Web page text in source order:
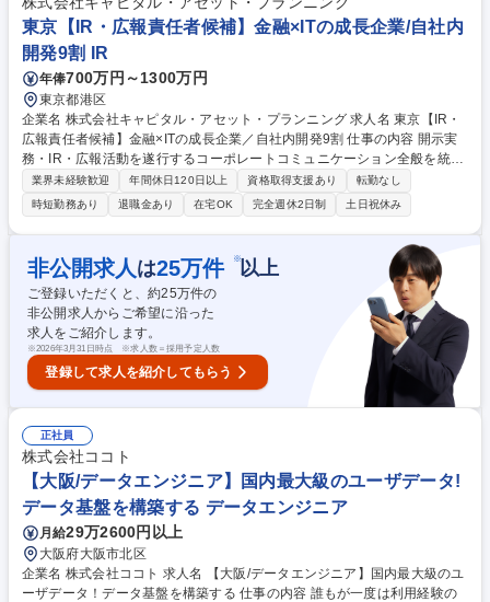
■業務効率化のためのERP導入 ・グローバルHCM、タレントマネジメント
等のプロジェクト等に従事することになります。 募集職種 ※人事orSIer
経験者歓迎【大阪/組織人事コンサルタント】人事戦略策定～IT導入
東京【IR・広報責任者候補】金融×ITの成長企業/自社内
開発9割 IR
年俸700万円～1300万円
東京都港区
企業名 株式会社キャピタル・アセット・プランニング 求人名 東京【IR・
広報責任者候補】金融×ITの成長企業／自社内開発9割 仕事の内容 開示実
務・IR・広報活動を遂行するコーポレートコミュニケーション全般を統括
する責任者候補として、以下業務をお任せいたします。 将来の幹部候補に
なっていただけることを期待しております。 ■適時開示資料のドラフト作
成/TDnetによる開示業務/関係各所との調整 ■決算短信/決算説明会資料/事
業報告書/英文IR資料/想定Q&Aドラフトの作成 ■機関投資家・個人投資家
向け説明会運営・登壇/One on Oneミーティング設営 ■中期経営計画の立
案・策定/社長特命プロジェクトのサポート/取締役会等での報告 ■プレス
リリース作成/メディアとのリレーション/広告/PR動画制作/社内報企画発
行 ■ウェブサイト/SNS運営・管理 募集職種 東京【IR・広報責任者候補】
金融×ITの成長企業／自社内開発9割
業界未経験歓迎 年間休日120日以上 資格取得支援あり
転勤なし
時短勤務あり
退職金あり 在宅OK 完全週休2日制 土日祝休み
非公開求人 は25万件 ※以上
ご登録いただくと、約25万件の
非公開求人からご希望に沿った
求人をご紹介します。
※2026年3月31日時点 ※求人数＝採用予定人数
登録して求人を紹介してもらう
正社員
株式会社ココト
【大阪/データエンジニア】国内最大級のユーザデータ!
データ基盤を構築する データエンジニア
月給29万2600円以上
大阪府大阪市北区
企業名 株式会社ココト 求人名 【大阪/データエンジニア】国内最大級のユ
ーザデータ！データ基盤を構築する 仕事の内容 誰もが一度は利用経験の